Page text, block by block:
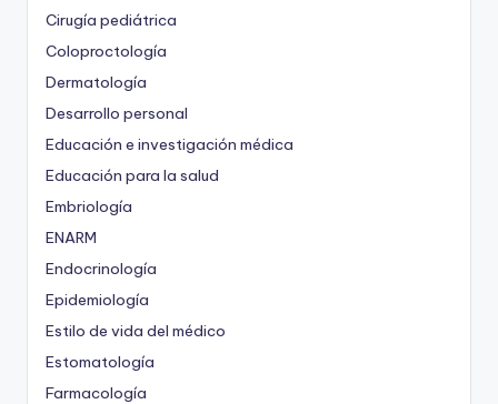
Cirugía pediátrica
Coloproctología
Dermatología
Desarrollo personal
Educación e investigación médica
Educación para la salud
Embriología
ENARM
Endocrinología
Epidemiología
Estilo de vida del médico
Estomatología
Farmacología